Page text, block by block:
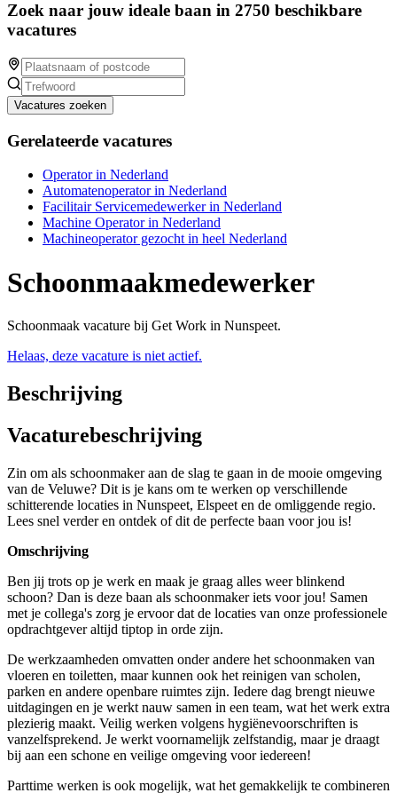
Zoek naar jouw ideale baan in 2750 beschikbare
vacatures
Vacatures zoeken
Gerelateerde vacatures
Operator in Nederland
Automatenoperator in Nederland
Facilitair Servicemedewerker in Nederland
Machine Operator in Nederland
Machineoperator gezocht in heel Nederland
Schoonmaakmedewerker
Schoonmaak vacature bij Get Work in Nunspeet.
Helaas, deze vacature is niet actief.
Beschrijving
Vacaturebeschrijving
Zin om als schoonmaker aan de slag te gaan in de mooie omgeving
van de Veluwe? Dit is je kans om te werken op verschillende
schitterende locaties in Nunspeet, Elspeet en de omliggende regio.
Lees snel verder en ontdek of dit de perfecte baan voor jou is!
Omschrijving
Ben jij trots op je werk en maak je graag alles weer blinkend
schoon? Dan is deze baan als schoonmaker iets voor jou! Samen
met je collega's zorg je ervoor dat de locaties van onze professionele
opdrachtgever altijd tiptop in orde zijn.
De werkzaamheden omvatten onder andere het schoonmaken van
vloeren en toiletten, maar kunnen ook het reinigen van scholen,
parken en andere openbare ruimtes zijn. Iedere dag brengt nieuwe
uitdagingen en je werkt nauw samen in een team, wat het werk extra
plezierig maakt. Veilig werken volgens hygiënevoorschriften is
vanzelfsprekend. Je werkt voornamelijk zelfstandig, maar je draagt
bij aan een schone en veilige omgeving voor iedereen!
Parttime werken is ook mogelijk, wat het gemakkelijk te combineren